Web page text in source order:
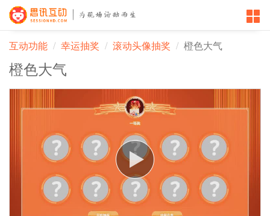
互动功能 幸运抽奖 滚动头像抽奖 橙色大气
橙色大气